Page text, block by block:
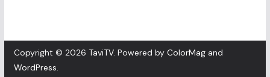
Copyright © 2026 TaviTV. Powered by ColorMagand
WordPress.